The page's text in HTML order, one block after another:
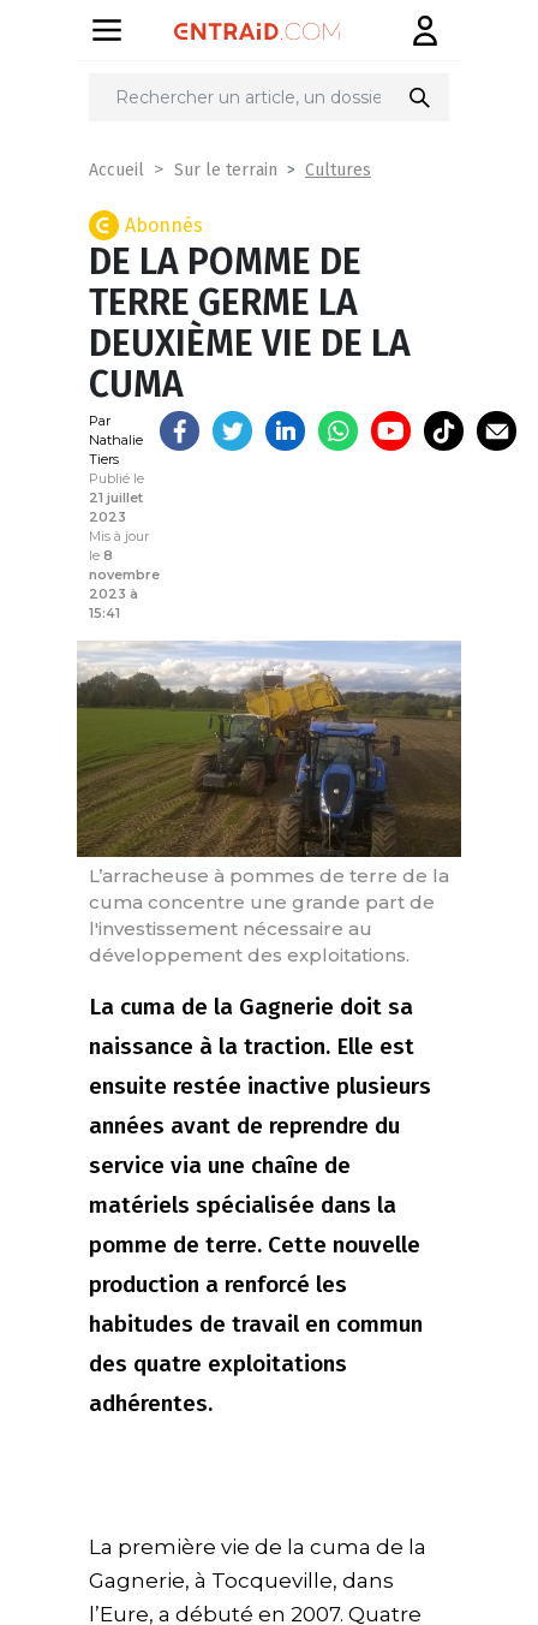
Partager
Accueil Sur le terrain Cultures
Abonnés
DE LA POMME DE
TERRE GERME LA
DEUXIÈME VIE DE LA
CUMA
Par
Nathalie
Tiers
Publié le
21 juillet
2023
Mis à jour
le 8
novembre
2023 à
15:41
L’arracheuse à pommes de terre de la
cuma concentre une grande part de
l'investissement nécessaire au
développement des exploitations.
La cuma de la Gagnerie doit sa
naissance à la traction. Elle est
ensuite restée inactive plusieurs
années avant de reprendre du
service via une chaîne de
matériels spécialisée dans la
pomme de terre. Cette nouvelle
production a renforcé les
habitudes de travail en commun
des quatre exploitations
adhérentes.
La première vie de la cuma de la
Gagnerie, à Tocqueville, dans
l’Eure, a débuté en 2007. Quatre